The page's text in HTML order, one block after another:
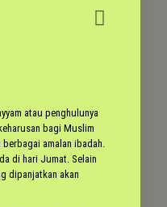
atau penghulunya
bagi Muslim
amalan ibadah.
di hari Jumat. Selain
dipanjatkan akan